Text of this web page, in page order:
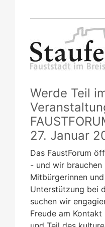
Werde Teil
27. Januar
Das FaustForum
- und wir brauchen
Mitbürgerinnen
Unterstützung bei
suchen wir
Freude am